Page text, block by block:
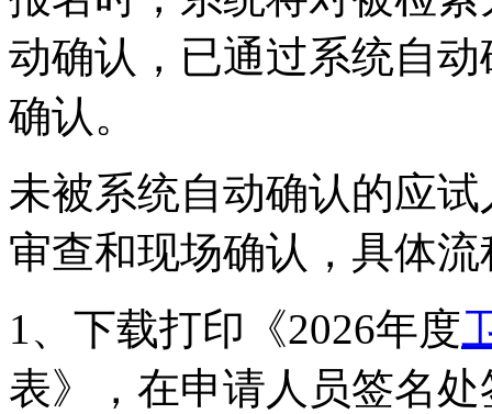
动确认，已通过系统自
确认。
未被系统自动确认的应
审查和现场确认，具体
1、下载打印《2026年度
表》，在申请人员签名